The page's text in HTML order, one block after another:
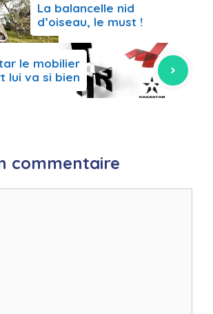
La balancelle nid
d’oiseau, le must !
le mobilier
lui va si bien
commentaire